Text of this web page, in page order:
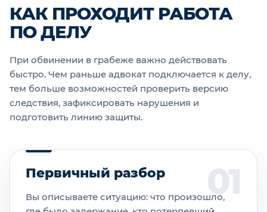
КАК ПРОХОДИТ РАБОТА
ПО ДЕЛУ
При обвинении в грабеже важно действовать
быстро. Чем раньше адвокат подключается к делу,
тем больше возможностей проверить версию
следствия, зафиксировать нарушения и
подготовить линию защиты.
Первичный разбор
Вы описываете ситуацию: что произошло,